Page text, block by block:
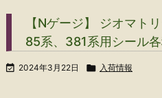
【Nゲージ】 ジオマト
85系、381系用シール
 2024年3月22日  入荷情報